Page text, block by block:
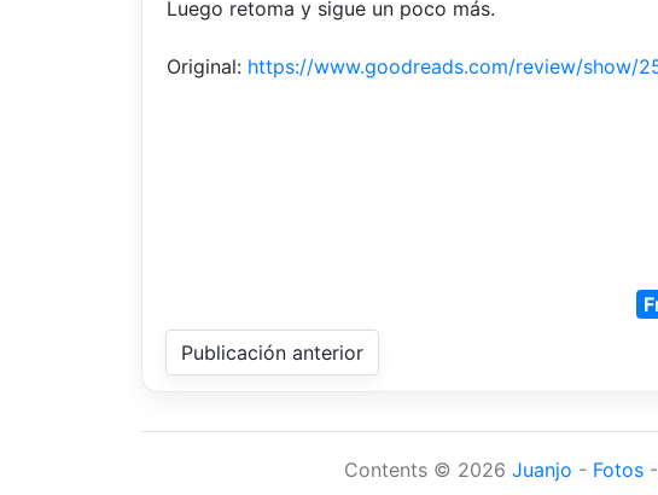
Luego retoma y sigue un poco más.
Original: https://www.goodreads.com/review/show/
Publicación anterior
Contents © 2026 Juanjo - Fotos-